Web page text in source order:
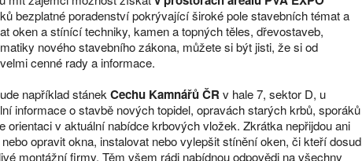
bezplatné poradenství pokrývající široké pole stavebních témat a
oken a stínící techniky, kamen a topných těles, dřevostaveb,
nového stavebního zákona, můžete si být jisti, že si od
cenné rady a informace.
například stánek Cechu Kamnářů ČRv hale 7, sektor D, u
informace o stavbě nových topidel, opravách starých krbů, sporáků
orientaci v aktuální nabídce krbových vložek. Zkrátka nepřijdou ani
opravit okna, instalovat nebo vylepšit stínění oken, či kteří dosud
montážní firmy. Těm všem rádi nabídnou odpovědi na všechny